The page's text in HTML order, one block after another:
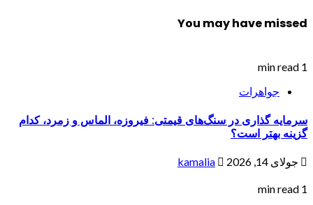
You may have missed
1 min read
جواهرات
سرمایه گذاری در سنگ‌های قیمتی: فیروزه، الماس و زمرد، کدام
گزینه بهتر است؟
جولای 14, 2026 kamalia
1 min read